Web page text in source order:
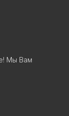
Мы Вам